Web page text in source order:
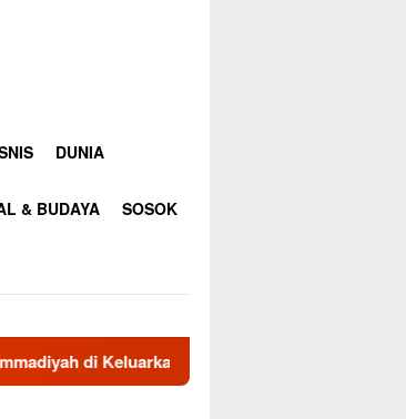
DUNIA
& BUDAYA SOSOK
Dari Sekolah